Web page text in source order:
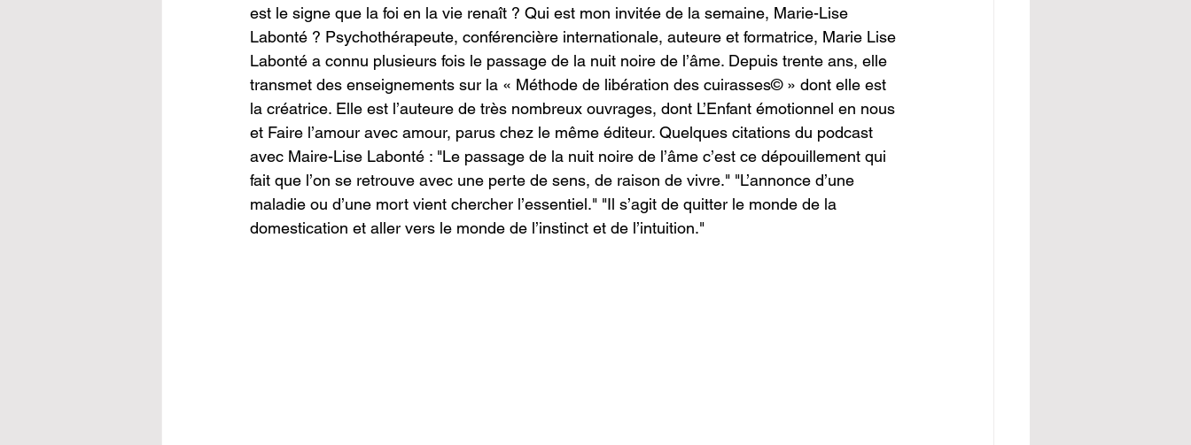
est le signe que la foi en la vie renaît ? Qui est mon invitée de la semaine, Marie-Lise
Labonté ? Psychothérapeute, conférencière internationale, auteure et formatrice, Marie Lise
Labonté a connu plusieurs fois le passage de la nuit noire de l’âme. Depuis trente ans, elle
transmet des enseignements sur la « Méthode de libération des cuirasses© » dont elle est
la créatrice. Elle est l’auteure de très nombreux ouvrages, dont L’Enfant émotionnel en nous
et Faire l’amour avec amour, parus chez le même éditeur. Quelques citations du podcast
avec Maire-Lise Labonté : "Le passage de la nuit noire de l’âme c’est ce dépouillement qui
fait que l’on se retrouve avec une perte de sens, de raison de vivre." "L’annonce d’une
maladie ou d’une mort vient chercher l’essentiel." "Il s’agit de quitter le monde de la
domestication et aller vers le monde de l’instinct et de l’intuition."